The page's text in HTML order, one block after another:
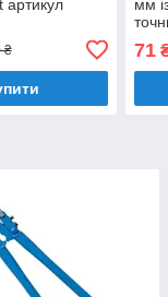
артикул
₴
мм
71